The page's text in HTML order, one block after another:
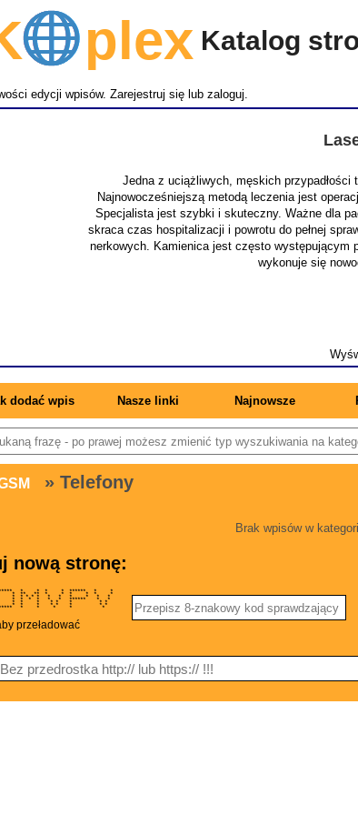
plex Katalog
edycji wpisów. Zarejestruj się lub zaloguj.
Jedna z uciążliwych, męskich przypadłości
Najnowocześniejszą metodą leczenia jest
Specjalista jest szybki i skuteczny. Ważne dla
skraca czas hospitalizacji i powrotu do pełnej
nerkowych. Kamienica jest często występującym
wykonuje się
dodać wpis Nasze linki Najnowsze
» Telefony
Brak wpisów w
nową stronę:
***** * * * * ****** * *
** * * * * * *
* * * * * * * * *
* * * ****** * *
* * * * * * *
* * * * * * *
***** ***** * * * * *
przeładować